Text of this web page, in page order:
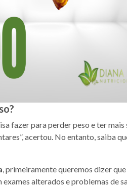
fazer para perder peso e ter mais
acertou. No entanto, saiba
, primeiramente queremos dizer
alterados e problemas de